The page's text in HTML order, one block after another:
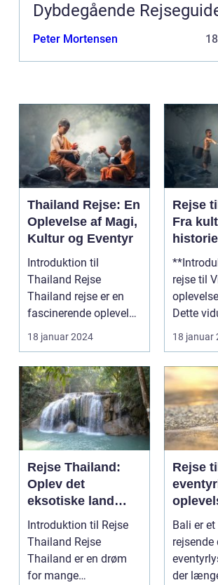
Dybdegående
Filippinerne
Peter Mortensen
Thailand Rejse: En
Oplevelse af Magi,
Kultur og Eventyr
Introduktion til
Thailand Rejse
Thailand rejse er en
fascinerende oplevelse
for rejsende og
eventyr...
18 januar 2024
Rejse
Fra
rejse til
Dette
i
18 januar
Rejse Thailand:
Oplev det
eksotiske land
fyldt med rig kultur
og betagende
skønhed
Introduktion til Rejse
Thailand Rejse
Thailand er en drøm
for mange
Rejse
Bali er
rejsende
der